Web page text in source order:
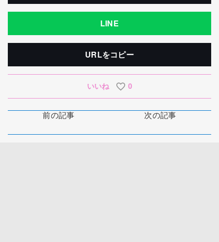
LINE
URLをコピー
いいね 0
前の記事 次の記事